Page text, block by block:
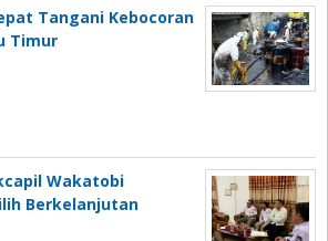
Tangani Kebocoran
Timur
Wakatobi
Berkelanjutan